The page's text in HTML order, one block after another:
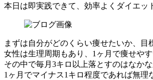
本日は即実践できて、効率よくダイエッ
まずは自分がどのくらい痩せたいか、目
女性は生理周期もあり、1ヶ月で痩せや
その中で毎月3キロ以上落とすのはなか
1ヶ月でマイナス1キロ程度であれば無理